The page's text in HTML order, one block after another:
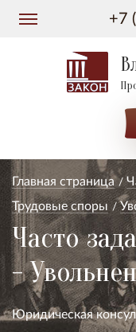
+7
Главная страница
Трудовые споры
Часто
-
Юридическая